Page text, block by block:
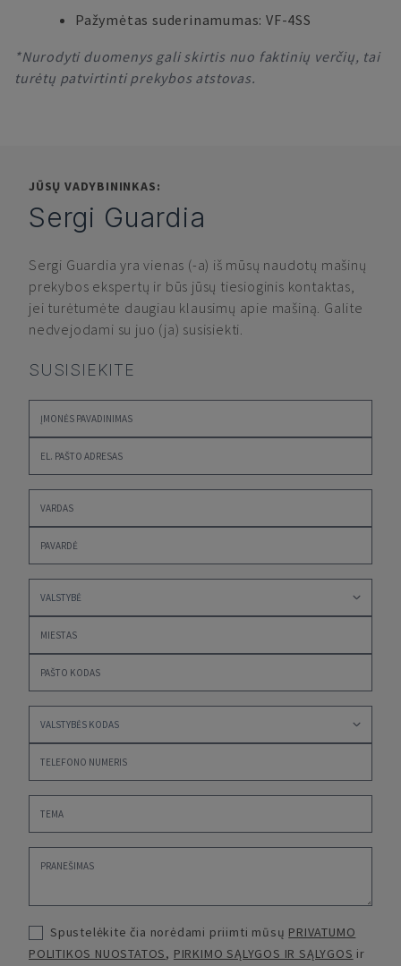
Pažymėtas suderinamumas: VF-4SS
*Nurodyti duomenys gali skirtis nuo faktinių verčių, tai
turėtų patvirtinti prekybos atstovas.
JŪSŲ VADYBININKAS:
Sergi Guardia
Sergi Guardia yra vienas (-a) iš mūsų naudotų mašinų
prekybos ekspertų ir būs jūsų tiesioginis kontaktas,
jei turėtumėte daugiau klausimų apie mašiną. Galite
nedvejodami su juo (ja) susisiekti.
SUSISIEKITE
Spustelėkite čia norėdami priimti mūsų PRIVATUMO
POLITIKOS NUOSTATOS, PIRKIMO SĄLYGOS IR SĄLYGOS ir